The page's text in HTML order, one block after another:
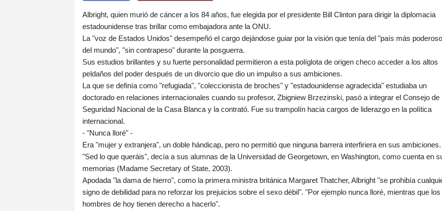
Albright, quien murió de cáncer a los 84 años, fue elegida por el presidente Bill Clinton para dirigir la diplomacia
estadounidense tras brillar como embajadora ante la ONU.
La "voz de Estados Unidos" desempeñó el cargo dejándose guiar por la visión que tenía del "país más poderoso
del mundo", "sin contrapeso" durante la posguerra.
Sus estudios brillantes y su fuerte personalidad permitieron a esta políglota de origen checo acceder a los altos
peldaños del poder después de un divorcio que dio un impulso a sus ambiciones.
La que se definía como "refugiada", "coleccionista de broches" y "estadounidense agradecida" estudiaba un
doctorado en relaciones internacionales cuando su profesor, Zbigniew Brzezinski, pasó a integrar el Consejo de
Seguridad Nacional de la Casa Blanca y la contrató. Fue su trampolín hacia cargos de liderazgo en la política
internacional.
- "Nunca lloré" -
Era "mujer y extranjera", un doble hándicap, pero no permitió que ninguna barrera interfiriera en sus ambiciones.
"Sed lo que queráis", decía a sus alumnas de la Universidad de Georgetown, en Washington, como cuenta en
memorias (Madame Secretary of State, 2003).
Apodada "la dama de hierro", como la primera ministra británica Margaret Thatcher, Albright "se prohibía
signo de debilidad para no reforzar los prejuicios sobre el sexo débil". "Por ejemplo nunca lloré, mientras que los
hombres de hoy tienen derecho a hacerlo".